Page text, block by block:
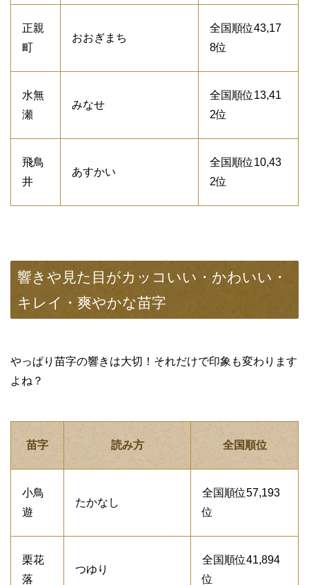
正親
町
おおぎまち
全国順位43,17
8位
水無
瀬
みなせ
全国順位13,41
2位
飛鳥
井
あすかい
全国順位10,43
2位
響きや見た目がカッコいい・かわいい・
キレイ・爽やかな苗字
やっぱり苗字の響きは大切！それだけで印象も変わります
よね？
苗字 読み方 全国順位
小鳥
遊
たかなし
全国順位57,193
位
栗花
落
つゆり
全国順位41,894
位